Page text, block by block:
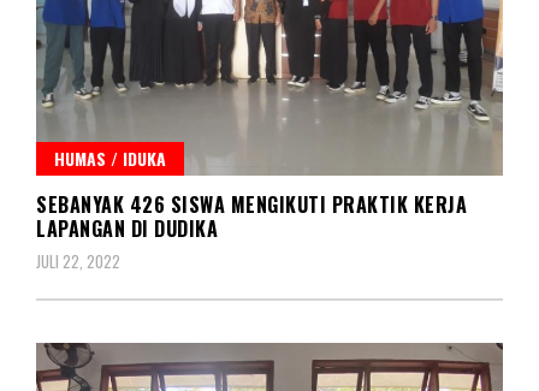
HUMAS / IDUKA
SEBANYAK 426 SISWA MENGIKUTI PRAKTIK KERJA
LAPANGAN DI DUDIKA
JULI 22, 2022